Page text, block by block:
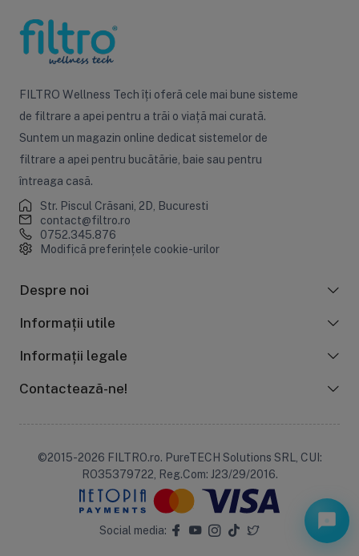
FILTRO Wellness Tech îți oferă cele mai bune sisteme
de filtrare a apei pentru a trăi o viață mai curată.
Suntem un magazin online dedicat sistemelor de
filtrare a apei pentru bucătărie, baie sau pentru
întreaga casă.
Str. Piscul Crăsani, 2D, Bucuresti
contact@filtro.ro
0752.345.876
Modifică preferințele cookie-urilor
Despre noi
Informații utile
Informații legale
Contactează-ne!
©2015-2026 FILTRO.ro. PureTECH Solutions SRL, CUI:
RO35379722, Reg.Com: J23/29/2016.
Social media: